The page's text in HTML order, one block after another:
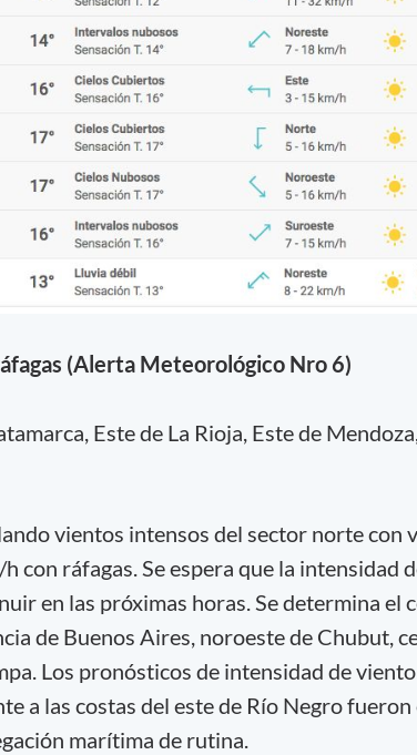
(Alerta Meteorológico Nro 6)
Este de La Rioja, Este de
vientos intensos del sector norte con
con ráfagas. Se espera que la intensidad
en las próximas horas. Se determina el
de Buenos Aires, noroeste de Chubut,
Los pronósticos de intensidad de
a las costas del este de Río Negro
marítima de rutina.